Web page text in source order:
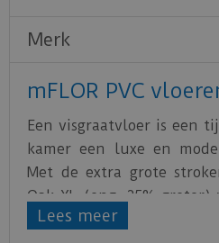
Merk
mFLOR PVC
Een visgraatvloer is een
kamer een luxe en
Met de extra grote
Oak XL (ong. 25%
pas echt
Lees meer